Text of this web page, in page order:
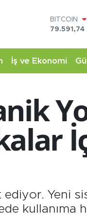
DOLAR
45,43620
53,38690
STERLİN
14.598,00
BITCOIN
79.591,74
İş ve Ekonomi
Yeni
kullanıma